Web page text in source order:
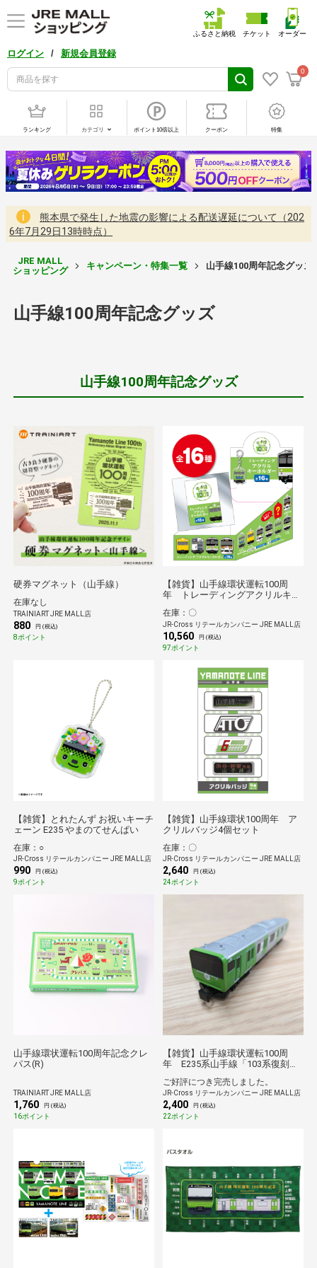
ログイン / 新規会員登録
0
ふるさと納税 チケット オーダー
ランキング カテゴリ ポイント10倍以上 クーポン 特集
熊本県で発生した地震の影響による配送遅延について（202
6年7月29日13時時点）
JRE MALL
ショッピング
キャンペーン・特集一覧 山手線100周年記念グッズ
山手線100周年記念グッズ
山手線100周年記念グッズ
硬券マグネット（山手線）
在庫なし
TRAINIART JRE MALL店
880 円 (税込)
8ポイント
【雑貨】山手線環状運転100周
年 トレーディングアクリルキー
在庫：〇
JR-Cross リテールカンパニー JRE MALL店
10,560 円 (税込)
97ポイント
【雑貨】とれたんず お祝いキーチ
ェーン E235 やまのてせんぱい
在庫：○
JR-Cross リテールカンパニー JRE MALL店
990 円 (税込)
9ポイント
【雑貨】山手線環状100周年 ア
クリルバッジ4個セット
在庫：〇
JR-Cross リテールカンパニー JRE MALL店
2,640 円 (税込)
24ポイント
山手線環状運転100周年記念クレ
パス(R)
TRAINIART JRE MALL店
1,760 円 (税込)
16ポイント
【雑貨】山手線環状運転100周
年 E235系山手線「103系復刻デ
ご好評につき完売しました。
JR-Cross リテールカンパニー JRE MALL店
2,400 円 (税込)
22ポイント